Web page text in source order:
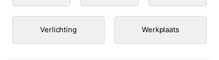
Verlichting Werkplaats